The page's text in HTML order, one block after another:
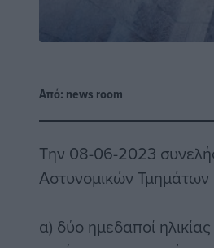
Από: news room
Την 08-06-2023
Αστυνομικών
α) δύο ημεδαποί